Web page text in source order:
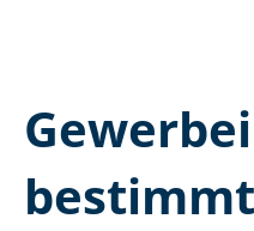
bestimmt